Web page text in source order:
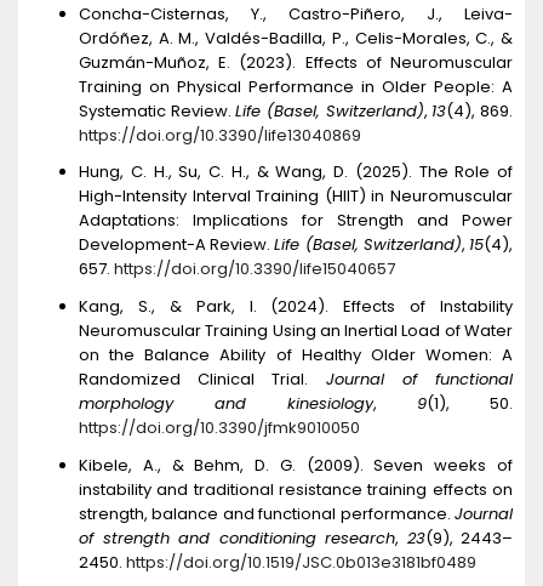
Concha-Cisternas, Y., Castro-Piñero, J., Leiva-
Ordóñez, A. M., Valdés-Badilla, P., Celis-Morales, C., &
Guzmán-Muñoz, E. (2023). Effects of Neuromuscular
Training on Physical Performance in Older People: A
Systematic Review.Life (Basel, Switzerland), 13(4), 869.
https://doi.org/10.3390/life13040869
Hung, C. H., Su, C. H., & Wang, D. (2025). The Role of
High-Intensity Interval Training (HIIT) in Neuromuscular
Adaptations: Implications for Strength and Power
Development-A Review.Life (Basel, Switzerland), 15(4),
657. https://doi.org/10.3390/life15040657
Kang, S., & Park, I. (2024). Effects of Instability
Neuromuscular Training Using an Inertial Load of Water
on the Balance Ability of Healthy Older Women: A
Randomized Clinical Trial. Journal of functional
morphology and kinesiology, 9(1), 50.
https://doi.org/10.3390/jfmk9010050
Kibele, A., & Behm, D. G. (2009). Seven weeks of
instability and traditional resistance training effects on
strength, balance and functional performance. Journal
of strength and conditioning research, 23(9), 2443–
2450. https://doi.org/10.1519/JSC.0b013e3181bf0489